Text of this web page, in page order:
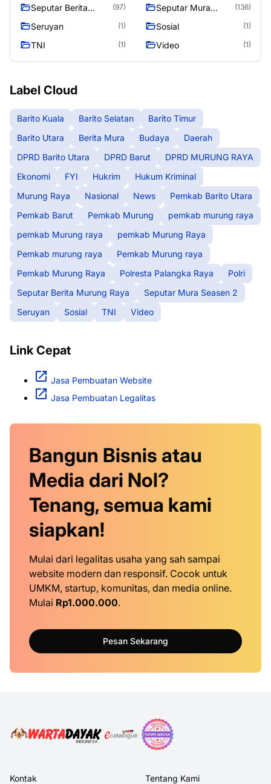
Seputar Berita
(97)
Seputar Mura
(136)
Seruyan (1) Sosial (1)
TNI (1) Video (1)
Label Cloud
Barito Kuala Barito Selatan
Barito Timur
Barito Utara
Berita Mura Budaya
Daerah
DPRD Barito Utara
DPRD Barut
DPRD MURUNG RAYA
Ekonomi
FYI Hukrim
Hukum Kriminal
Murung Raya
Nasional News
Pemkab Barito Utara
Pemkab Barut
Pemkab Murung
pemkab murung raya
pemkab Murung raya
pemkab Murung Raya
Pemkab murung raya
Pemkab Murung raya
Pemkab Murung Raya
Polresta Palangka Raya
Polri
Seputar Berita Murung Raya
Seputar Mura Seasen 2
Seruyan
Sosial TNI Video
Link Cepat
Jasa Pembuatan Website
Jasa Pembuatan Legalitas
Bangun Bisnis atau
Media dari Nol?
Tenang, semua kami
siapkan!
Mulai dari legalitas usaha yang sah sampai
website modern dan responsif. Cocok untuk
UMKM, startup, komunitas, dan media online.
Mulai Rp1.000.000.
Pesan Sekarang
Kontak Tentang Kami